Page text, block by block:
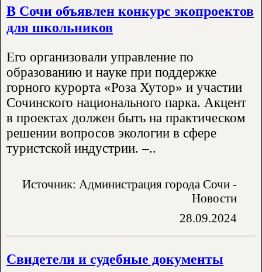
В Сочи объявлен конкурс экопроектов
для школьников
Его организовали управление по
образованию и науке при поддержке
горного курорта «Роза Хутор» и участии
Сочинского национального парка. Акцент
в проектах должен быть на практическом
решении вопросов экологии в сфере
туристской индустрии. –..
Источник: Администрация города Сочи -
Новости
28.09.2024
Свидетели и судебные документы